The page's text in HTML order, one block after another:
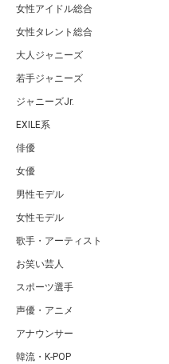
女性アイドル総合
女性タレント総合
大人ジャニーズ
若手ジャニーズ
ジャニーズJr.
EXILE系
俳優
女優
男性モデル
女性モデル
歌手・アーティスト
お笑い芸人
スポーツ選手
声優・アニメ
アナウンサー
韓流・K-POP